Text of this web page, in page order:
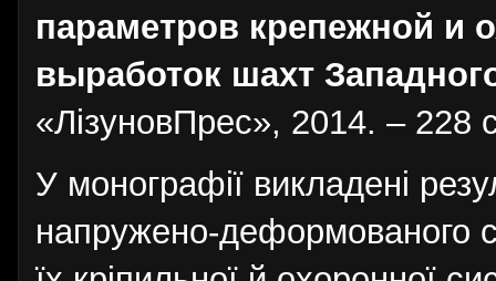
параметров крепежной и
выработок шахт
«ЛізуновПрес», 2014. – 228
У монографії викладені
напружено-деформованого